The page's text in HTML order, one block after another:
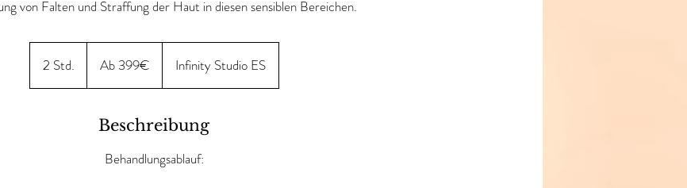
von Falten und Straffung der Haut in diesen sensiblen Bereichen.
2 Std.
S
Ab 399€ Infinity Studio ES
Beschreibung
Behandlungsablauf: